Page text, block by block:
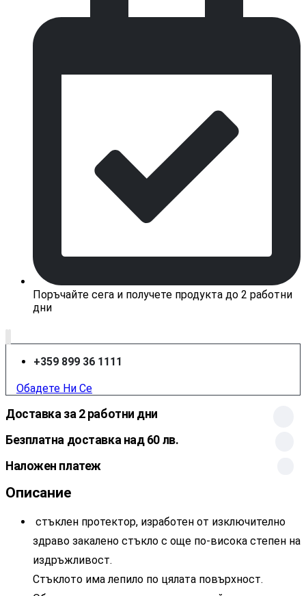
Поръчайте сега и получете продукта до 2 работни
дни
+359 899 36 1111
Обадете Ни Се
Доставка за 2 работни дни
Безплатна доставка над 60 лв.
Наложен платеж
Описание
стъклен протектор, изработен от изключително
здраво закалено стъкло с още по-висока степен на
издръжливост.
Стъклото има лепило по цялата повърхност.